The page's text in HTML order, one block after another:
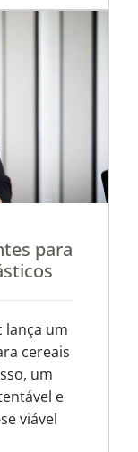
para
lança um
cereais
um
e
viável